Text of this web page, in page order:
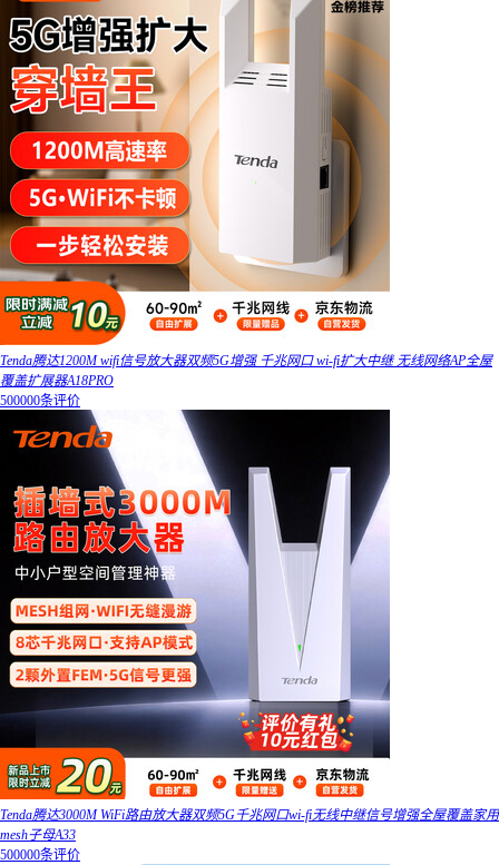
Tenda腾达1200M wifi信号放大器双频5G增强 千兆网口 wi-fi扩大中继 无线网络AP全屋
覆盖扩展器A18PRO
500000条评价
Tenda腾达3000M WiFi路由放大器双频5G千兆网口wi-fi无线中继信号增强全屋覆盖家用
mesh子母A33
500000条评价